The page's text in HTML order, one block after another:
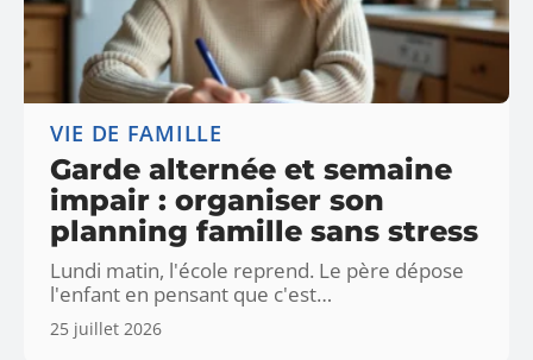
VIE DE FAMILLE
Garde alternée et semaine
impair : organiser son
planning famille sans stress
Lundi matin, l'école reprend. Le père dépose
l'enfant en pensant que c'est…
25 juillet 2026